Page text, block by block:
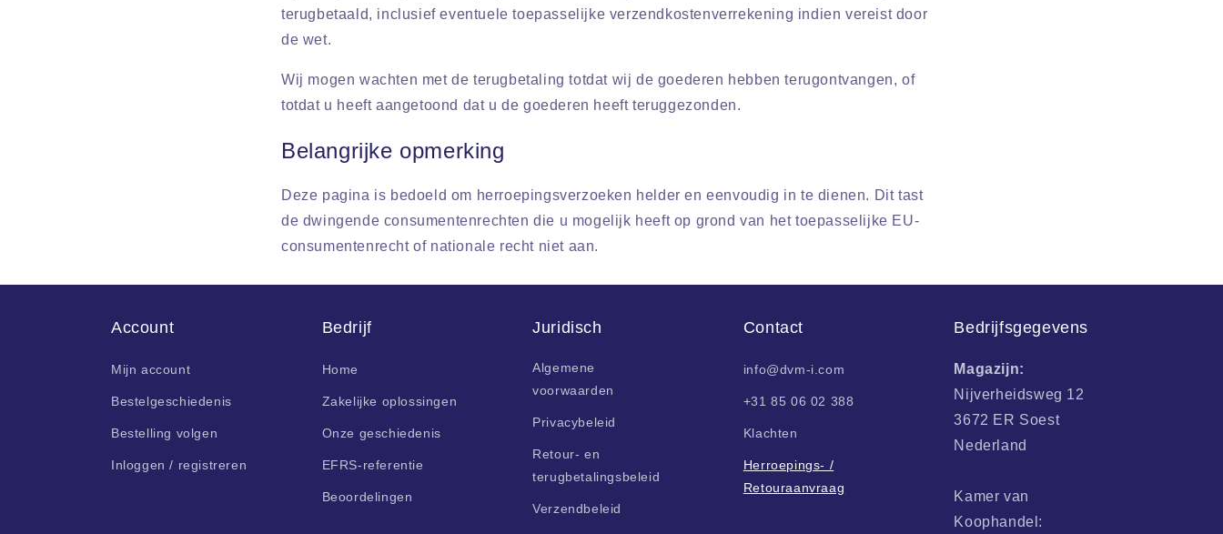
terugbetaald, inclusief eventuele toepasselijke verzendkostenverrekening indien vereist door
de wet.
Wij mogen wachten met de terugbetaling totdat wij de goederen hebben terugontvangen, of
totdat u heeft aangetoond dat u de goederen heeft teruggezonden.
Belangrijke opmerking
Deze pagina is bedoeld om herroepingsverzoeken helder en eenvoudig in te dienen. Dit tast
de dwingende consumentenrechten die u mogelijk heeft op grond van het toepasselijke EU-
consumentenrecht of nationale recht niet aan.
Account
Mijn account
Bestelgeschiedenis
Bestelling volgen
Inloggen / registreren
Bedrijf
Home
Zakelijke oplossingen
Onze geschiedenis
EFRS-referentie
Beoordelingen
Juridisch
Algemene
voorwaarden
Privacybeleid
Retour- en
terugbetalingsbeleid
Verzendbeleid
Contact
info@dvm-i.com
+31 85 06 02 388
Klachten
Herroepings- /
Retouraanvraag
Bedrijfsgegevens
Magazijn:
Nijverheidsweg 12
3672 ER Soest
Nederland
Kamer van
Koophandel: